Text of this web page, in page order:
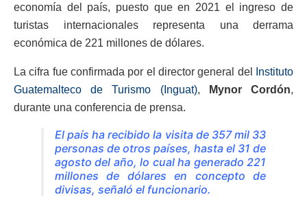
economía del país, puesto que en 2021 el ingreso de
turistas internacionales representa una derrama
económica de 221 millones de dólares.
La cifra fue confirmada por el director general del
Instituto
Guatemalteco de Turismo (Inguat), Mynor Cordón,
durante una conferencia de prensa.
El país ha recibido la visita de 357 mil 33
personas de otros países, hasta el 31 de
agosto del año, lo cual ha generado 221
millones de dólares en concepto de
divisas, señaló el funcionario.